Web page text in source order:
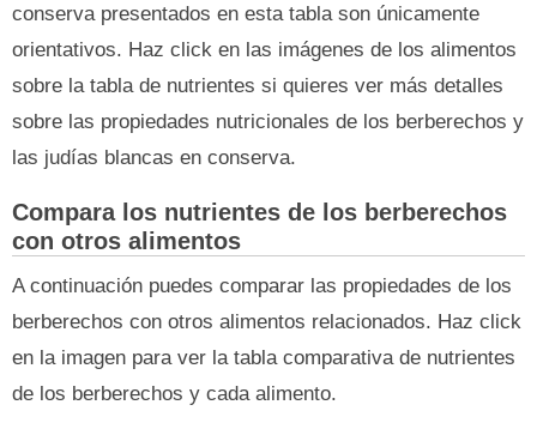
conserva presentados en esta tabla son únicamente
orientativos. Haz click en las imágenes de los alimentos
sobre la tabla de nutrientes si quieres ver más detalles
sobre las propiedades nutricionales de los berberechos y
las judías blancas en conserva.
Compara los nutrientes de los berberechos
con otros alimentos
A continuación puedes comparar las propiedades de los
berberechos con otros alimentos relacionados. Haz click
en la imagen para ver la tabla comparativa de nutrientes
de los berberechos y cada alimento.